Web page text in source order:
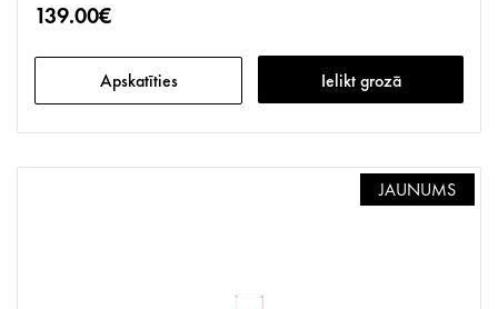
139.00€
Apskatīties Ielikt grozā
JAUNUMS